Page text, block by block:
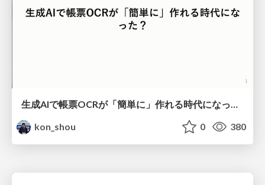
生成AIで帳票OCRが「簡単に」作れる時代になった？
kon_shou
0 380